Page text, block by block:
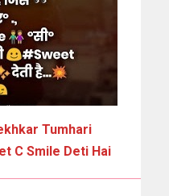
Tumhari
C Smile Deti Hai